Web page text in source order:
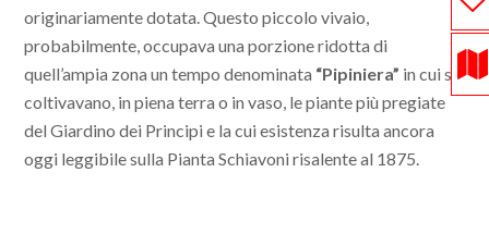
originariamente dotata. Questo piccolo vivaio,
probabilmente, occupava una porzione ridotta di
quell’ampia zona un tempo denominata “Pipiniera” in cui si
coltivavano, in piena terra o in vaso, le piante più pregiate
del Giardino dei Principi e la cui esistenza risulta ancora
oggi leggibile sulla Pianta Schiavoni risalente al 1875.